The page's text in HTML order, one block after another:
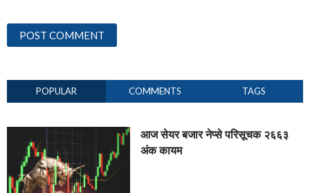
POPULAR COMMENTS TAGS
आज सेयर बजार नेप्से परिसूचक २६६३
अंक कायम